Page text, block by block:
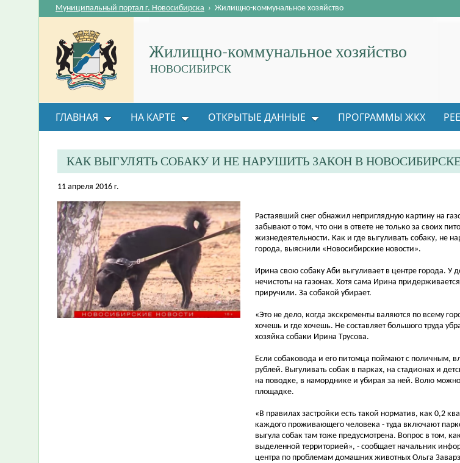
Жилищно-коммунальное хозяйство
НОВОСИБИРСК
Муниципальный портал г. Новосибирска › Жилищно-коммунальное хозяйство
ГЛАВНАЯ НА КАРТЕ ОТКРЫТЫЕ ДАННЫЕ ПРОГРАММЫ ЖКХ
ОБРАТНАЯ СВЯЗЬ
КАК ВЫГУЛЯТЬ СОБАКУ И НЕ НАРУШИТЬ ЗАКОН В
11 апреля 2016 г.
Растаявший снег обнажил неприглядную картину на
забывают о том, что они в ответе не только за своих
жизнедеятельности. Как и где выгуливать собаку, не
города, выяснили «Новосибирские новости».
Ирина свою собаку Аби выгуливает в центре города. У
нечистоты на газонах. Хотя сама Ирина
приручили. За собакой убирает.
«Это не дело, когда экскременты валяются по всему
хочешь и где хочешь. Не составляет большого труда
хозяйка собаки Ирина Трусова.
Если собаковода и его питомца поймают с поличным,
рублей. Выгуливать собак в парках, на стадионах и
на поводке, в наморднике и убирая за ней. Волю
площадке.
«В правилах застройки есть такой норматив, как 0,2
каждого проживающего человека - туда включают
выгула собак там тоже предусмотрена. Вопрос в том,
выделенной территорией», - сообщает начальник
центра по проблемам домашних животных Ольга